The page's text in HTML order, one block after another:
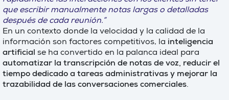
que escribir manualmente notas largas o detalladas
después de cada reunión.”
En un contexto donde la velocidad y la calidad de la
información son factores competitivos, la inteligencia
artificial se ha convertido en la palanca ideal para
automatizar la transcripción de notas de voz, reducir el
tiempo dedicado a tareas administrativas y mejorar la
trazabilidad de las conversaciones comerciales.